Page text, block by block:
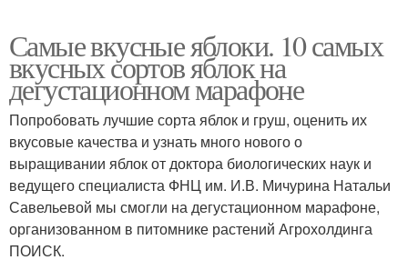
Самые вкусные яблоки. 10 самых
вкусных сортов яблок на
дегустационном марафоне
Попробовать лучшие сорта яблок и груш, оценить их
вкусовые качества и узнать много нового о
выращивании яблок от доктора биологических наук и
ведущего специалиста ФНЦ им. И.В. Мичурина Натальи
Савельевой мы смогли на дегустационном марафоне,
организованном в питомнике растений Агрохолдинга
ПОИСК.